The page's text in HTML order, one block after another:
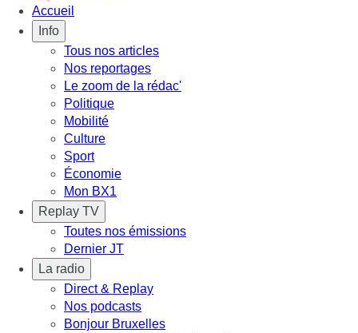
Accueil
Info
Tous nos articles
Nos reportages
Le zoom de la rédac'
Politique
Mobilité
Culture
Sport
Économie
Mon BX1
Replay TV
Toutes nos émissions
Dernier JT
La radio
Direct & Replay
Nos podcasts
Bonjour Bruxelles